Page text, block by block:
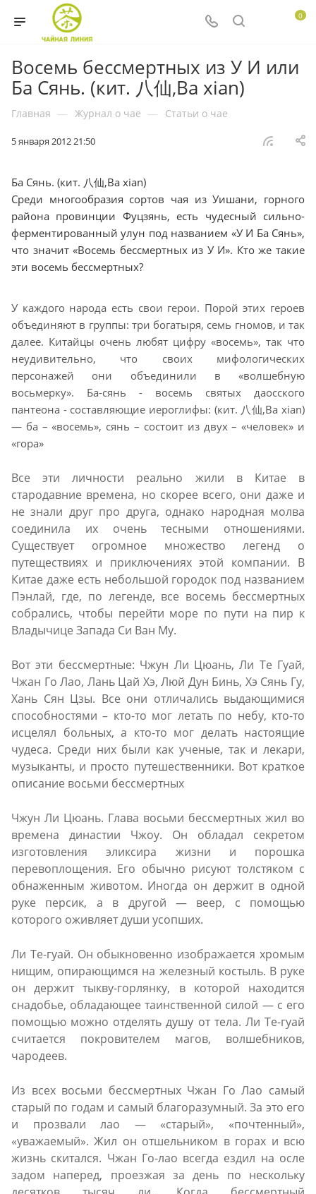
0
Восемь бессмертных из У И или
Ба Сянь. (кит. 八仙,Ba xian)
Главная — Журнал о чае — Статьи о чае
5 января 2012 21:50
Ба Сянь. (кит. 八仙,Ba xian)
Среди многообразия сортов чая из Уишани, горного
района провинции Фуцзянь, есть чудесный сильно-
ферментированный улун под названием «У И Ба Сянь»,
что значит «Восемь бессмертных из У И». Кто же такие
эти восемь бессмертных?
У каждого народа есть свои герои. Порой этих героев
объединяют в группы: три богатыря, семь гномов, и так
далее. Китайцы очень любят цифру «восемь», так что
неудивительно, что своих мифологических
персонажей они объединили в «волшебную
восьмерку». Ба-сянь - восемь святых даосского
пантеона - составляющие иероглифы: (кит. 八仙,Ba xian)
— ба – «восемь», сянь – состоит из двух – «человек» и
«гора»
Все эти личности реально жили в Китае в
стародавние времена, но скорее всего, они даже и
не знали друг про друга, однако народная молва
соединила их очень тесными отношениями.
Существует огромное множество легенд о
путеществиях и приключениях этой компании. В
Китае даже есть небольшой городок под названием
Пэнлай, где, по легенде, все восемь бессмертных
собрались, чтобы перейти море по пути на пир к
Владычице Запада Си Ван Му.
Вот эти бессмертные: Чжун Ли Цюань, Ли Те Гуай,
Чжан Го Лао, Лань Цай Хэ, Люй Дун Бинь, Хэ Сянь Гу,
Хань Сян Цзы. Все они отличались выдающимися
способностями – кто-то мог летать по небу, кто-то
исцелял больных, а кто-то мог делать настоящие
чудеса. Среди них были как ученые, так и лекари,
музыканты, и просто путешественники. Вот краткое
описание восьми бессмертных
Чжун Ли Цюань. Глава восьми бессмертных жил во
времена династии Чжоу. Он обладал секретом
изготовления эликсира жизни и порошка
перевоплощения. Его обычно рисуют толстяком с
обнаженным животом. Иногда он держит в одной
руке персик, а в другой — веер, с помощью
которого оживляет души усопших.
Ли Те-гуай. Он обыкновенно изображается хромым
нищим, опирающимся на железный костыль. В руке
он держит тыкву-горлянку, в которой находится
снадобье, обладающее таинственной силой — с его
помощью можно отделять душу от тела. Ли Те-гуай
считается покровителем магов, волшебников,
чародеев.
Из всех восьми бессмертных Чжан Го Лао самый
старый по годам и самый благоразумный. За это его
и прозвали лао — «старый», «почтенный»,
«уважаемый». Жил он отшельником в горах и всю
жизнь скитался. Чжан Го-лао всегда ездил на осле
задом наперед, проезжая за день по нескольку